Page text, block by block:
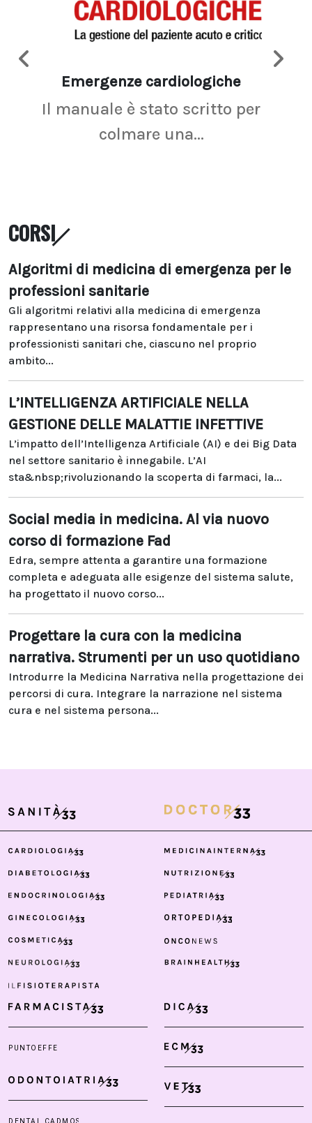
Emergenze cardiologiche
Il manuale è stato scritto per
colmare una...
CORSI
Algoritmi di medicina di emergenza per le
professioni sanitarie
Gli algoritmi relativi alla medicina di emergenza
rappresentano una risorsa fondamentale per i
professionisti sanitari che, ciascuno nel proprio
ambito...
L’INTELLIGENZA ARTIFICIALE NELLA
GESTIONE DELLE MALATTIE INFETTIVE
L’impatto dell’Intelligenza Artificiale (AI) e dei Big Data
nel settore sanitario è innegabile. L’AI
sta&nbsp;rivoluzionando la scoperta di farmaci, la...
Social media in medicina. Al via nuovo
corso di formazione Fad
Edra, sempre attenta a garantire una formazione
completa e adeguata alle esigenze del sistema salute,
ha progettato il nuovo corso...
Progettare la cura con la medicina
narrativa. Strumenti per un uso quotidiano
Introdurre la Medicina Narrativa nella progettazione dei
percorsi di cura. Integrare la narrazione nel sistema
cura e nel sistema persona...